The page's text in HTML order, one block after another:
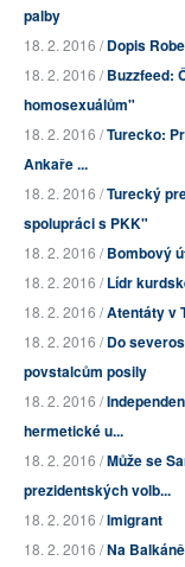
palby
18. 2. 2016 /Dopis
18. 2. 2016 /Buzzfeed:
homosexuálům"
18. 2. 2016 /Turecko:
Ankaře ...
18. 2. 2016 /Turecký
spolupráci s PKK"
18. 2. 2016 /Bombový
18. 2. 2016 /Lídr
18. 2. 2016 /Atentáty v
18. 2. 2016 /Do
povstalcům posily
18. 2. 2016 /
hermetické u...
18. 2. 2016 /Může se
prezidentských volb...
18. 2. 2016 /Imigrant
18. 2. 2016 /Na